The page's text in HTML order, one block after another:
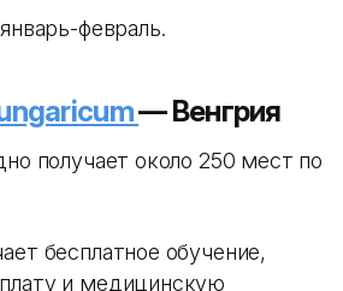
февраль.
— Венгрия
получает около 250 мест по
бесплатное обучение,
и медицинскую